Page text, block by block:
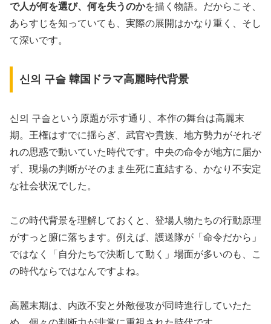
で人が何を選び、何を失うのかを描く物語。だからこそ、
あらすじを知っていても、実際の展開はかなり重く、そし
て深いです。
신의 구슬 韓国ドラマ高麗時代背景
신의 구슬という原題が示す通り、本作の舞台は高麗末
期。王権はすでに揺らぎ、武官や貴族、地方勢力がそれぞ
れの思惑で動いていた時代です。中央の命令が地方に届か
ず、現場の判断がそのまま生死に直結する、かなり不安定
な社会状況でした。
この時代背景を理解しておくと、登場人物たちの行動原理
がすっと腑に落ちます。例えば、護送隊が「命令だから」
ではなく「自分たちで決断して動く」場面が多いのも、こ
の時代ならではなんですよね。
高麗末期は、内政不安と外敵侵攻が同時進行していたた